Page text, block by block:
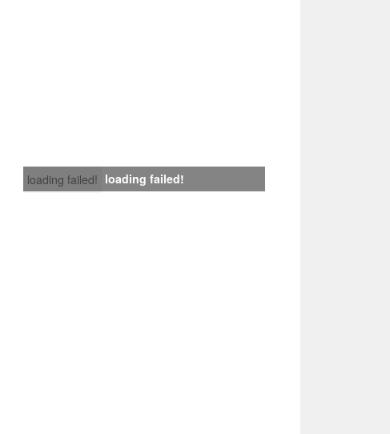
loading failed! loading failed!